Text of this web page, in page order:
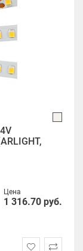
Цена
1 316.70 руб.